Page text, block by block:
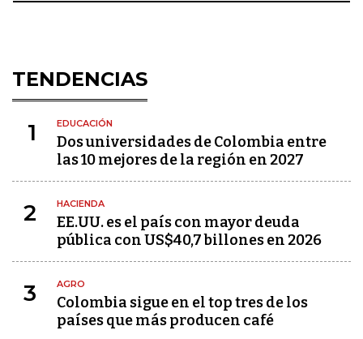
TENDENCIAS
1 EDUCACIÓN
Dos universidades de Colombia entre
las 10 mejores de la región en 2027
2 HACIENDA
EE.UU. es el país con mayor deuda
pública con US$40,7 billones en 2026
3 AGRO
Colombia sigue en el top tres de los
países que más producen café